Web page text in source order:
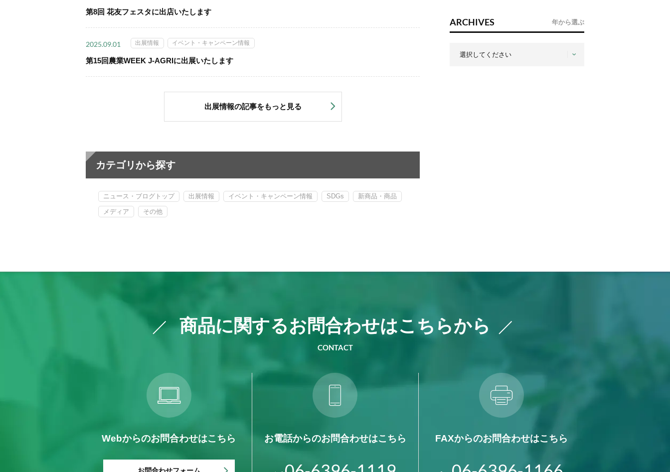
第8回 花友フェスタに出店いたします
2025.09.01 出展情報 イベント・キャンペーン情報
第15回農業WEEK J-AGRIに出展いたします
出展情報の記事をもっと見る
カテゴリから探す
ニュース・ブログトップ 出展情報 イベント・キャンペーン情報 SDGs 新商品・商品
メディア その他
ARCHIVES 年から選ぶ
商品に関するお問合わせはこちらから
CONTACT
Webからのお問合わせはこちら お電話からのお問合わせはこちら FAXからのお問合わせはこちら